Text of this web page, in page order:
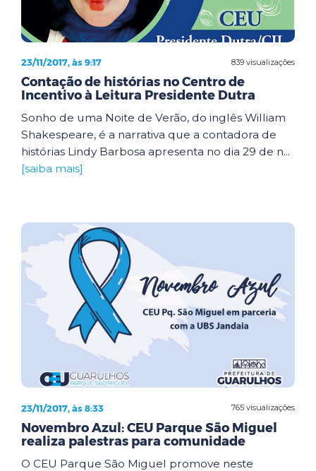
839 visualizações
23/11/2017, às 9:17
Contação de histórias no Centro de
Incentivo à Leitura Presidente Dutra
Sonho de uma Noite de Verão, do inglês William
Shakespeare, é a narrativa que a contadora de
histórias Lindy Barbosa apresenta no dia 29 de n...
[saiba mais]
765 visualizações
23/11/2017, às 8:33
Novembro Azul: CEU Parque São Miguel
realiza palestras para comunidade
O CEU Parque São Miguel promove neste